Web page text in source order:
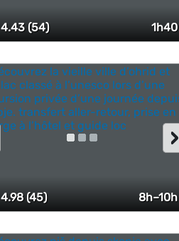
4.43 (54) 1h40
4.98 (45) 8h–10h
›